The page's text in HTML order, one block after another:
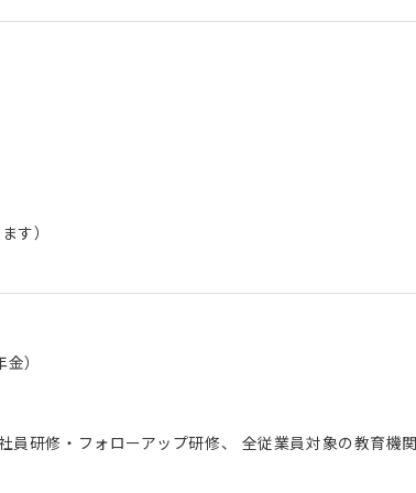
す）
）
員研修・フォローアップ研修、 全従業員対象の教育機関